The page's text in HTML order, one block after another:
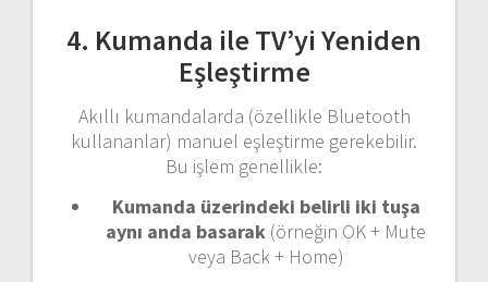
4. Kumanda ile TV’yi Yeniden
Eşleştirme
Akıllı kumandalarda (özellikle Bluetooth
kullananlar) manuel eşleştirme gerekebilir.
Bu işlem genellikle:
Kumanda üzerindeki belirli iki tuşa
aynı anda basarak (örneğin OK + Mute
veya Back + Home)